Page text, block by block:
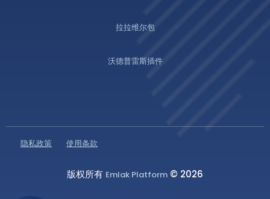
拉拉维尔包
沃德普雷斯插件
隐私政策 使用条款
版权所有 Emlak Platform © 2026